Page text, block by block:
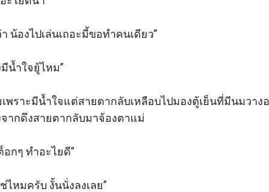
น้องไปเล่นเถอะมี้ขอทำคนเดียว”
น้ำใจยู้ไหม”
พราะมีน้ำใจแต่สายตากลับเหลือบไปมองตู้เย็นที่มีนมวาง
ากดึงสายตากลับมาจ้องตาแม่
กๆ ทำอะไยดี”
ไหมครับ งั้นนั่งลงเลย”